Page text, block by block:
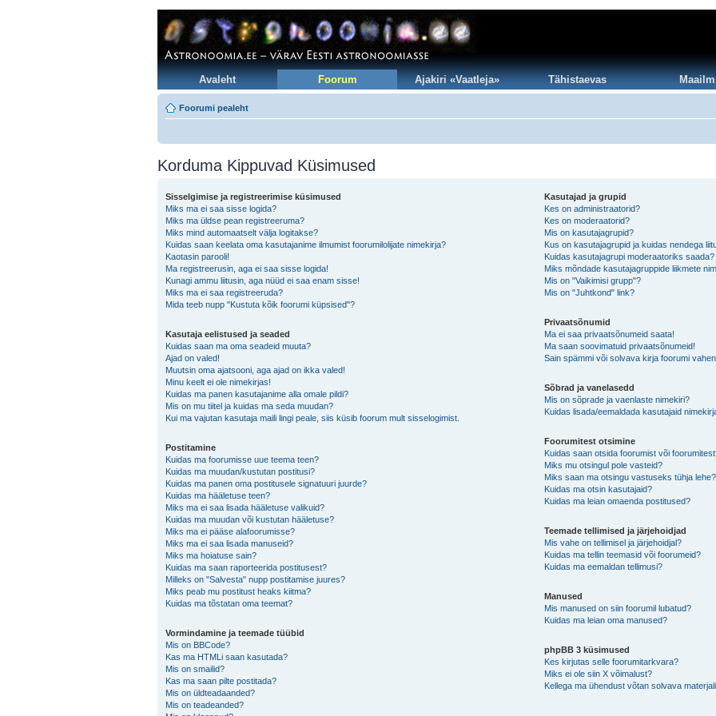
Avaleht Foorum Ajakiri «Vaatleja» Tähistaevas Maailm
Foorumi pealeht
Korduma Kippuvad Küsimused
Sisselgimise ja registreerimise küsimused
Miks ma ei saa sisse logida?
Miks ma üldse pean registreeruma?
Miks mind automaatselt välja logitakse?
Kuidas saan keelata oma kasutajanime ilmumist foorumilolijate nimekirja?
Kaotasin parooli!
Ma registreerusin, aga ei saa sisse logida!
Kunagi ammu liitusin, aga nüüd ei saa enam sisse!
Miks ma ei saa registreeruda?
Mida teeb nupp "Kustuta kõik foorumi küpsised"?
Kasutaja eelistused ja seaded
Kuidas saan ma oma seadeid muuta?
Ajad on valed!
Muutsin oma ajatsooni, aga ajad on ikka valed!
Minu keelt ei ole nimekirjas!
Kuidas ma panen kasutajanime alla omale pildi?
Mis on mu tiitel ja kuidas ma seda muudan?
Kui ma vajutan kasutaja maili lingi peale, siis küsib foorum mult sisselogimist.
Postitamine
Kuidas ma foorumisse uue teema teen?
Kuidas ma muudan/kustutan postitusi?
Kuidas ma panen oma postitusele signatuuri juurde?
Kuidas ma hääletuse teen?
Miks ma ei saa lisada hääletuse valikuid?
Kuidas ma muudan või kustutan hääletuse?
Miks ma ei pääse alafoorumisse?
Miks ma ei saa lisada manuseid?
Miks ma hoiatuse sain?
Kuidas ma saan raporteerida postitusest?
Milleks on "Salvesta" nupp postitamise juures?
Miks peab mu postitust heaks kiitma?
Kuidas ma tõstatan oma teemat?
Vormindamine ja teemade tüübid
Mis on BBCode?
Kas ma HTMLi saan kasutada?
Mis on smailid?
Kas ma saan pilte postitada?
Mis on üldteadaanded?
Mis on teadeanded?
Kasutajad ja grupid
Kes on administraatorid?
Kes on moderaatorid?
Mis on kasutajagrupid?
Kus on kasutajagrupid ja kuidas nendega
Kuidas kasutajagrupi moderaatoriks saada?
Miks mõndade kasutajagruppide liikmete
Mis on "Vaikimisi grupp"?
Mis on "Juhtkond" link?
Privaatsõnumid
Ma ei saa privaatsõnumeid saata!
Ma saan soovimatuid privaatsõnumeid!
Sain spämmi või solvava kirja foorumi
Sõbrad ja vanelasedd
Mis on sõprade ja vaenlaste nimekiri?
Kuidas lisada/eemaldada kasutajaid
Foorumitest otsimine
Kuidas saan otsida foorumist või
Miks mu otsingul pole vasteid?
Miks saan ma otsingu vastuseks tühja lehe?
Kuidas ma otsin kasutajaid?
Kuidas ma leian omaenda postitused?
Teemade tellimised ja järjehoidjad
Mis vahe on tellimisel ja järjehoidjal?
Kuidas ma tellin teemasid või foorumeid?
Kuidas ma eemaldan tellimusi?
Manused
Mis manused on siin foorumil lubatud?
Kuidas ma leian oma manused?
phpBB 3 küsimused
Kes kirjutas selle foorumitarkvara?
Miks ei ole siin X võimalust?
Kellega ma ühendust võtan solvava